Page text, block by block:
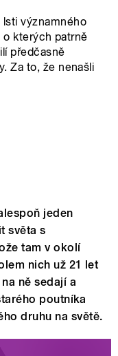
významného
o kterých patrně
předčasně
Za to, že nenašli
jeden
světa s
tam v okolí
nich už 21 let
ně sedají a
poutníka
druhu na světě.